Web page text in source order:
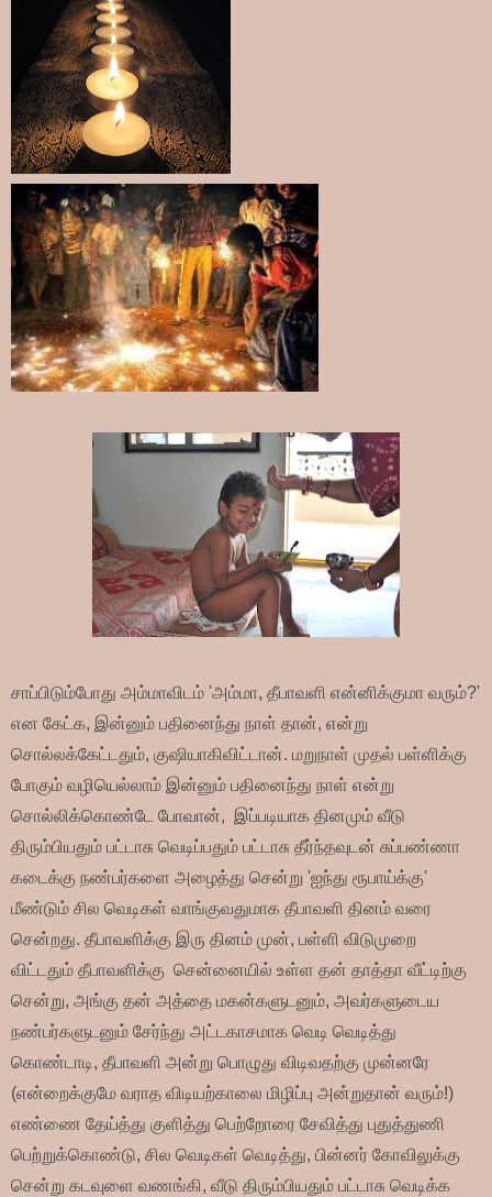
சாப்பிடும்போது அம்மாவிடம் 'அம்மா, தீபாவளி என்னிக்குமா வரும்?'
என கேட்க, இன்னும் பதினைந்து நாள் தான், என்று
சொல்லக்கேட்டதும், குஷியாகிவிட்டான். மறுநாள் முதல் பள்ளிக்கு
போகும் வழியெல்லாம் இன்னும் பதினைந்து நாள் என்று
சொல்லிக்கொண்டே போவான், இப்படியாக தினமும் வீடு
திரும்பியதும் பட்டாசு வெடிப்பதும் பட்டாசு தீர்ந்தவுடன் சுப்பண்ணா
கடைக்கு நண்பர்களை அழைத்து சென்று 'ஐந்து ரூபாய்க்கு'
மீண்டும் சில வெடிகள் வாங்குவதுமாக தீபாவளி தினம் வரை
சென்றது. தீபாவளிக்கு இரு தினம் முன், பள்ளி விடுமுறை
விட்டதும் தீபாவளிக்கு சென்னையில் உள்ள தன் தாத்தா வீட்டிற்கு
சென்று, அங்கு தன் அத்தை மகன்களுடனும், அவர்களுடைய
நண்பர்களுடனும் சேர்ந்து அட்டகாசமாக வெடி வெடித்து
கொண்டாடி, தீபாவளி அன்று பொழுது விடிவதற்கு முன்னரே
(என்றைக்குமே வராத விடியற்காலை மிழிப்பு அன்றுதான் வரும்!)
எண்ணை தேய்த்து குளித்து பெற்றோரை சேவித்து புதுத்துணி
பெற்றுக்கொண்டு, சில வெடிகள் வெடித்து, பின்னர் கோவிலுக்கு
சென்று கடவுளை வணங்கி, வீடு திரும்பியதும் பட்டாசு வெடிக்க